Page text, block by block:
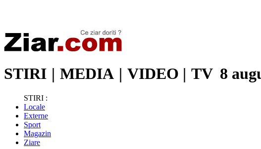
STIRI | MEDIA | VIDEO | TV 8
STIRI :
Locale
Externe
Sport
Magazin
Ziare